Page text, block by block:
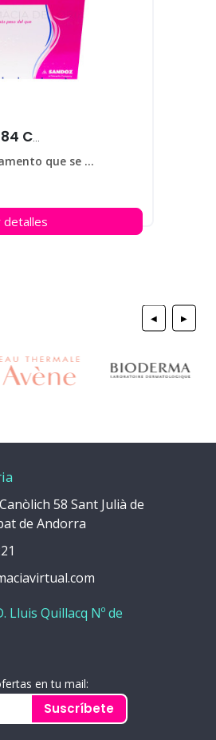
ORLILOSS 60 MG 84 CAPS
Orliloss es un medicamento que se utiliza para ayudar a perder peso en personas que padecen obesidad.
detalles
◀ ▶
58 Sant Julià de
de Andorra
Lluis Quillacq Nº de
en tu mail:
Suscríbete